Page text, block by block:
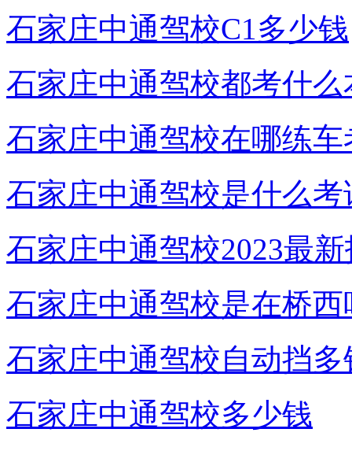
石家庄中通驾校C1多少钱
石家庄中通驾校都考什么
石家庄中通驾校在哪练车
石家庄中通驾校是什么考
石家庄中通驾校2023最
石家庄中通驾校是在桥西
石家庄中通驾校自动挡多
石家庄中通驾校多少钱